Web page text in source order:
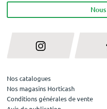
Nos catalogues
Nos magasins Horticash
Conditions générales de vente